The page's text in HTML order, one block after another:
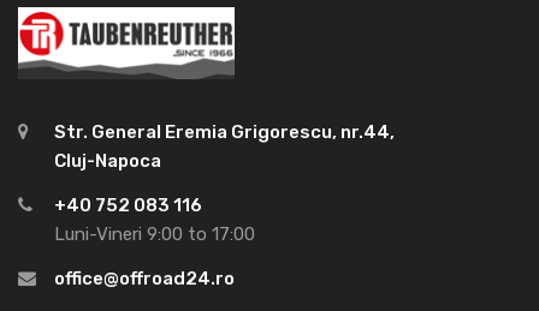
Str. General Eremia Grigorescu, nr.44,
Cluj-Napoca
+40 752 083 116
Luni-Vineri 9:00 to 17:00
office@offroad24.ro